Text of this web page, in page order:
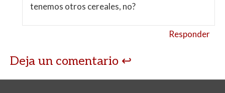
tenemos otros cereales, no?
Responder
Deja un comentario